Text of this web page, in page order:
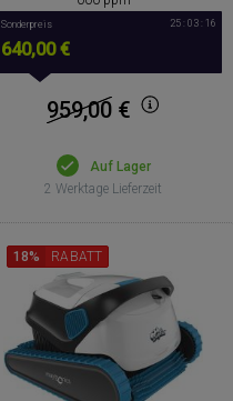
Sonderpreis
640,00 €
25 : 03 : 15
959,00 €
Auf Lager
2 Werktage Lieferzeit
18% RABATT